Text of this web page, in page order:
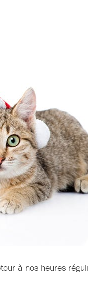
à nos heures